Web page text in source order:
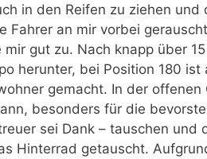
in den Reifen zu ziehen
an mir vorbei
gut zu. Nach knapp über
herunter, bei Position 180
gemacht. In der
besonders für die
sei Dank – tauschen und
Hinterrad getauscht.